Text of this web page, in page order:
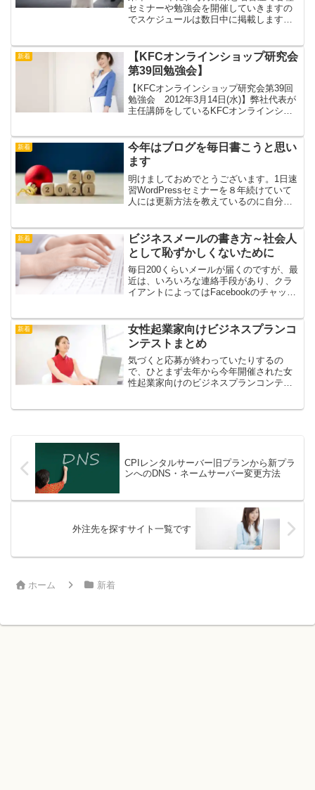
セミナーや勉強会を開催していきますの
でスケジュールは数日中に掲載します
新着
【KFCオンラインショップ研究会
第39回勉強会】
【KFCオンラインショップ研究会第39回
勉強会 2012年3月14日(水)】弊社代表が
主任講師をしているKFCオンラインショ
新着
今年はブログを毎日書こうと思い
ます
明けましておめでとうございます。1日速
習WordPressセミナーを８年続けていて
人には更新方法を教えているのに自分は
ます。よろしくお願いします。
新着
ビジネスメールの書き方～社会人
として恥ずかしくないために
毎日200くらいメールが届くのですが、最
近は、いろいろな連絡手段があり、クラ
イアントによってはFacebookのチャット
よってはLINE、Skypeでお願いしま...
新着
女性起業家向けビジネスプランコ
ンテストまとめ
気づくと応募が終わっていたりするの
で、ひとまず去年から今年開催された女
性起業家向けのビジネスプランコンテス
CPIレンタルサーバー旧プランから新プラ
ンへのDNS・ネームサーバー変更方法
外注先を探すサイト一覧です
ホーム 新着